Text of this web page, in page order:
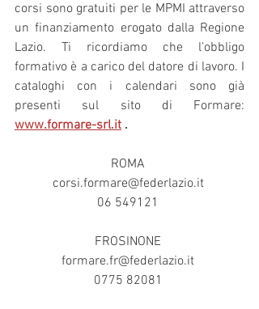
corsi sono gratuiti per le MPMI attraverso
un finanziamento erogato dalla Regione
Lazio. Ti ricordiamo che l’obbligo
formativo è a carico del datore di lavoro. I
cataloghi con i calendari sono già
www.formare-srl.it .
ROMA
corsi.formare@federlazio.it
06 549121
FROSINONE
formare.fr@federlazio.it
0775 82081